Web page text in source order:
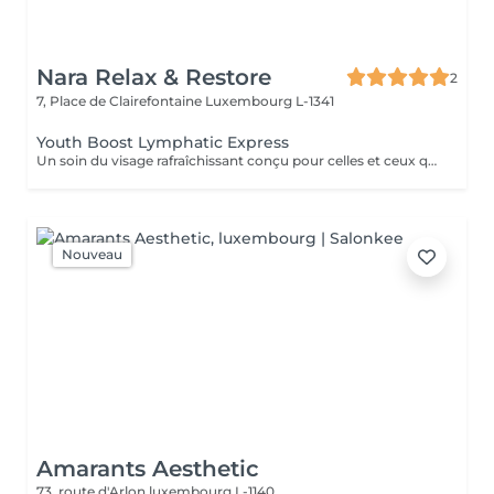
Nara Relax & Restore
2
7, Place de Clairefontaine Luxembourg L-1341
Youth Boost Lymphatic Express
Un soin du visage rafraîchissant conçu pour celles et ceux qui souhaitent obtenir des résultats visibles en peu de temps. Nettoyage, exfoliation et soins ciblés contribuent à révéler un teint frais, lumineux et revitalisé. Un drainage lymphatique du visage peut être intégré sur demande.
Nouveau
Amarants Aesthetic